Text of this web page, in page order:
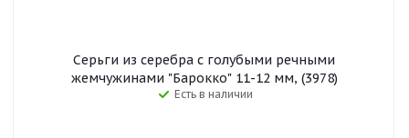
Серьги из серебра с голубыми речными
жемчужинами "Барокко" 11-12 мм, (3978)
Есть в наличии